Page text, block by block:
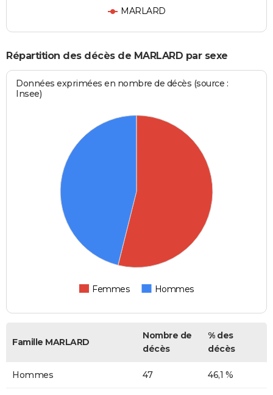
MARLARD
Répartition des décès de MARLARD par sexe
Données exprimées en nombre de décès (source :
Insee)
Femmes Hommes
Famille MARLARD
Nombre de
décès
% des
décès
Hommes 47 46,1 %